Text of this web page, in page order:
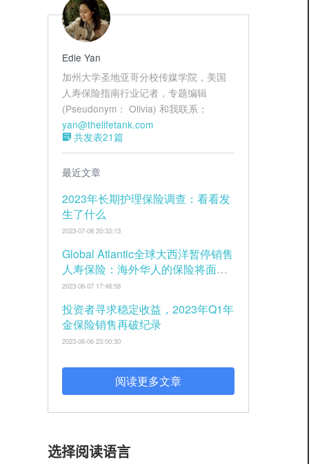
Edie Yan
加州大学圣地亚哥分校传媒学院，美国
人寿保险指南行业记者，专题编辑
(Pseudonym： Olivia) 和我联系：
yan@thelifetank.com
共发表21篇
最近文章
2023年长期护理保险调查：看看发
生了什么
2023-07-08 20:33:13
Global Atlantic全球大西洋暂停销售
人寿保险：海外华人的保险将面临
怎样的影响？
2023-06-07 17:48:58
投资者寻求稳定收益，2023年Q1年
金保险销售再破纪录
2023-06-06 23:00:30
阅读更多文章
选择阅读语言